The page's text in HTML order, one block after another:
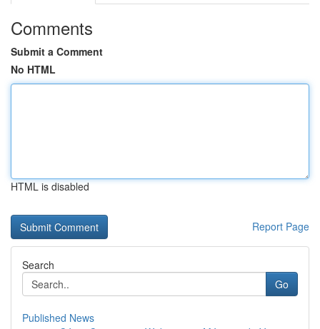
Comments
Submit a Comment
No HTML
HTML is disabled
Report Page
Search
Go
Published News